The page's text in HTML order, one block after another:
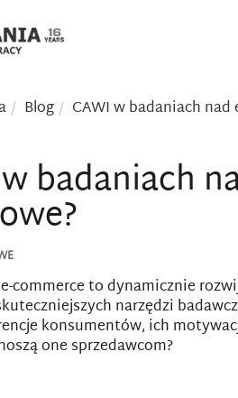
Blog CAWI w badaniach
badaniach
e-commerce to dynamicznie
narzędzi
konsumentów, ich
one sprzedawcom?